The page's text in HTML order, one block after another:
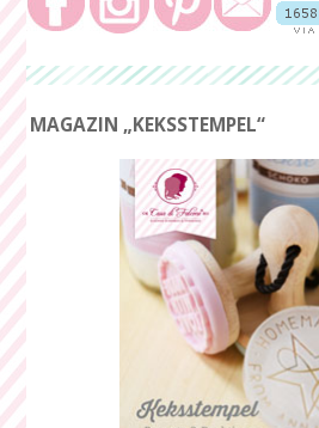
MAGAZIN „KEKSSTEMPEL“